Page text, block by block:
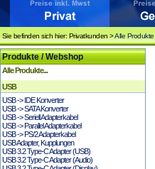
Sie befinden sich hier: Privatkunden >Alle Produkte
Produkte / Webshop
Alle Produkte...
USB
USB -> IDE Konverter
USB -> SATA Konverter
USB -> Seriell Adapterkabel
USB -> Parallel Adapterkabel
USB -> PS/2 Adapterkabel
USB Adapter, Kupplungen
USB 3.2 Type-C Adapter (USB)
USB 3.2 Type-C Adapter (Audio)